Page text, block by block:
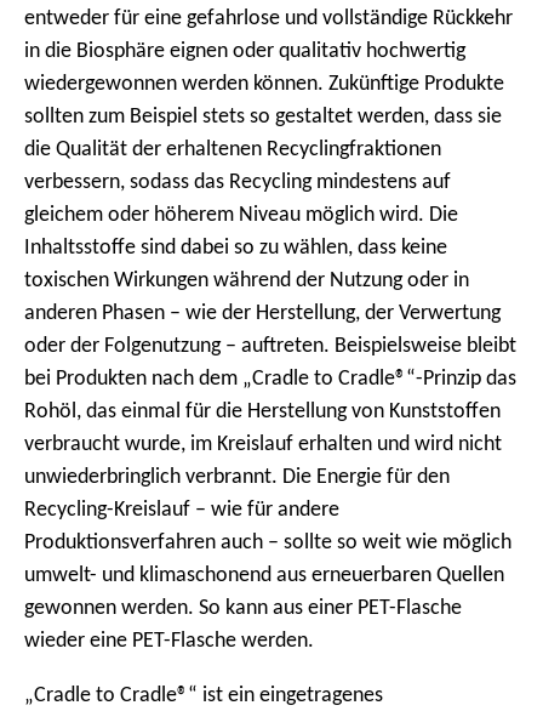
entweder für eine gefahrlose und vollständige Rückkehr
in die Biosphäre eignen oder qualitativ hochwertig
wiedergewonnen werden können. Zukünftige Produkte
sollten zum Beispiel stets so gestaltet werden, dass sie
die Qualität der erhaltenen Recyclingfraktionen
verbessern, sodass das Recycling mindestens auf
gleichem oder höherem Niveau möglich wird. Die
Inhaltsstoffe sind dabei so zu wählen, dass keine
toxischen Wirkungen während der Nutzung oder in
anderen Phasen – wie der Herstellung, der Verwertung
oder der Folgenutzung – auftreten. Beispielsweise bleibt
bei Produkten nach dem „Cradle to Cradle®“-Prinzip das
Rohöl, das einmal für die Herstellung von Kunststoffen
verbraucht wurde, im Kreislauf erhalten und wird nicht
unwiederbringlich verbrannt. Die Energie für den
Recycling-Kreislauf – wie für andere
Produktionsverfahren auch – sollte so weit wie möglich
umwelt- und klimaschonend aus erneuerbaren Quellen
gewonnen werden. So kann aus einer PET-Flasche
wieder eine PET-Flasche werden.
„Cradle to Cradle®“ ist ein eingetragenes